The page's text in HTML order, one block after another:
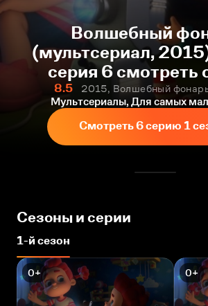
Волшебный
(мультсериал,
серия 6 смотреть
бесплатно
8.5
2015, Волшебный
Мультсериалы, Для самых
Смотреть 6 серию 1
Сезоны и серии
1-й сезон
0+ 0+